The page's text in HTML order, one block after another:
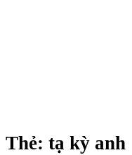
Thẻ: tạ kỳ anh